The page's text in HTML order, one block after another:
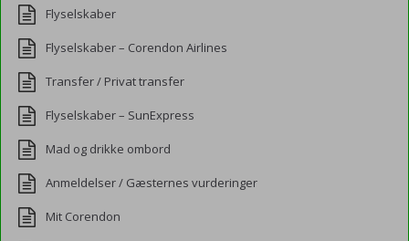
Flyselskaber
Flyselskaber – Corendon Airlines
Transfer / Privat transfer
Flyselskaber – SunExpress
Mad og drikke ombord
Anmeldelser / Gæsternes vurderinger
Mit Corendon